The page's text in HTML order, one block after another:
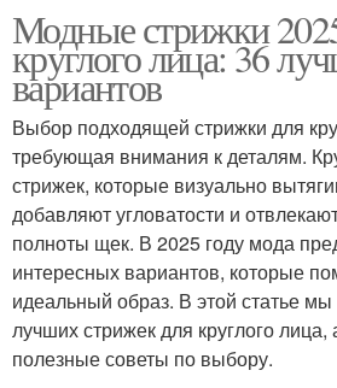
Модные стрижки
круглого лица: 36
вариантов
Выбор подходящей стрижки для
требующая внимания к деталям.
стрижек, которые визуально
добавляют угловатости и
полноты щек. В 2025 году мода
интересных вариантов, которые
идеальный образ. В этой статье
лучших стрижек для круглого
полезные советы по выбору.